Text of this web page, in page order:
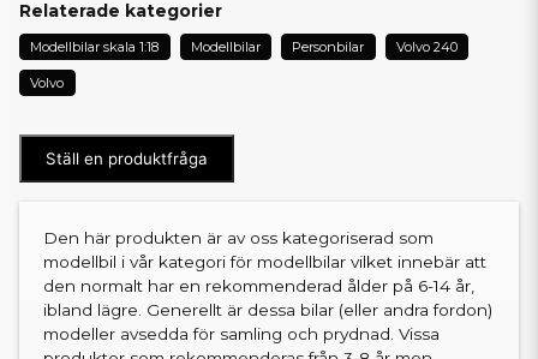
Relaterade kategorier
Modellbilar skala 1:18 Modellbilar Personbilar Volvo 240
Volvo
Ställ en produktfråga
Den här produkten är av oss kategoriserad som
modellbil i vår kategori för modellbilar vilket innebär att
den normalt har en rekommenderad ålder på 6-14 år,
ibland lägre. Generellt är dessa bilar (eller andra fordon)
modeller avsedda för samling och prydnad. Vissa